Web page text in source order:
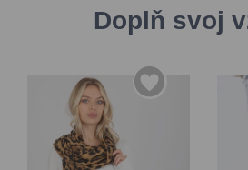
Doplň svoj